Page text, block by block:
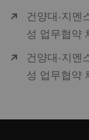
건양대-지멘
성 업무협약
건양대-지멘
성 업무협약